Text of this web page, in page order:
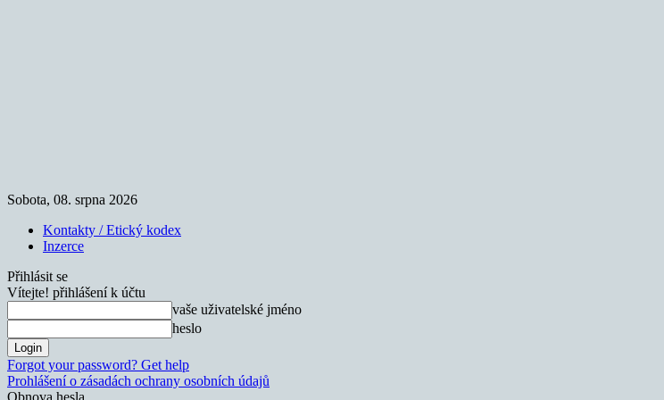
Sobota, 08. srpna 2026
Kontakty / Etický kodex
Inzerce
Přihlásit se
Vítejte! přihlášení k účtu
vaše uživatelské jméno
heslo
Forgot your password? Get help
Prohlášení o zásadách ochrany osobních údajů
Obnova hesla